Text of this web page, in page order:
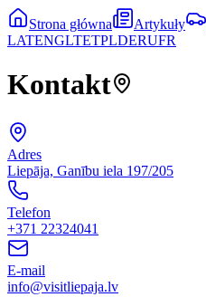
Strona główna Artykuły
LATENGLTETPLDERUFR
Kontakt
Adres
Liepāja, Ganību iela 197/205
Telefon
+371 22324041
E-mail
info@visitliepaja.lv